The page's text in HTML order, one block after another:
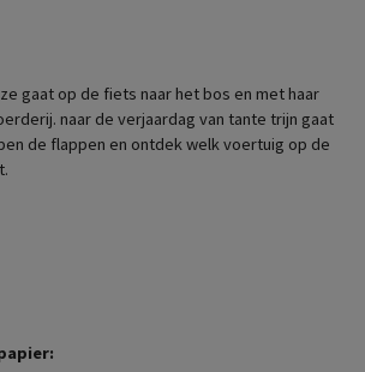
gaat op de fiets naar het bos en met haar
naar de verjaardag van tante trijn gaat
de flappen en ontdek welk voertuig op de